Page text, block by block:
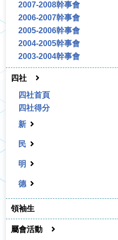
2007-2008幹事會
2006-2007幹事會
2005-2006幹事會
2004-2005幹事會
2003-2004幹事會
四社
四社首頁
四社得分
新
民
明
德
領袖生
屬會活動